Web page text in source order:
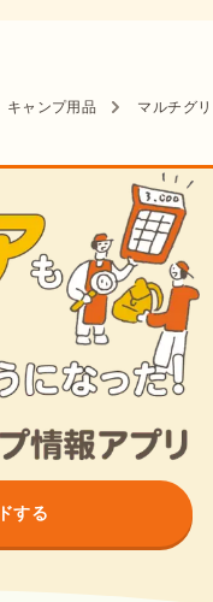
キャンプ用品 マルチグ
する